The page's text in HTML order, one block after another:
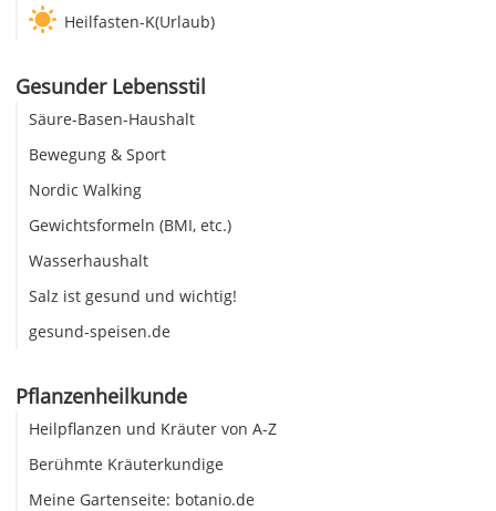
Heilfasten-K(Urlaub)
Gesunder Lebensstil
Säure-Basen-Haushalt
Bewegung & Sport
Nordic Walking
Gewichtsformeln (BMI, etc.)
Wasserhaushalt
Salz ist gesund und wichtig!
gesund-speisen.de
Pflanzenheilkunde
Heilpflanzen und Kräuter von A-Z
Berühmte Kräuterkundige
Meine Gartenseite: botanio.de